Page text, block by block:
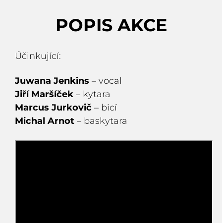
POPIS AKCE
Účinkující:
Juwana Jenkins – vocal
Jiří Maršíček – kytara
Marcus Jurkovič – bicí
Michal Arnot – baskytara